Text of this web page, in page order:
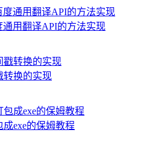
通用翻译API的方法实现
转换的实现
成exe的保姆教程